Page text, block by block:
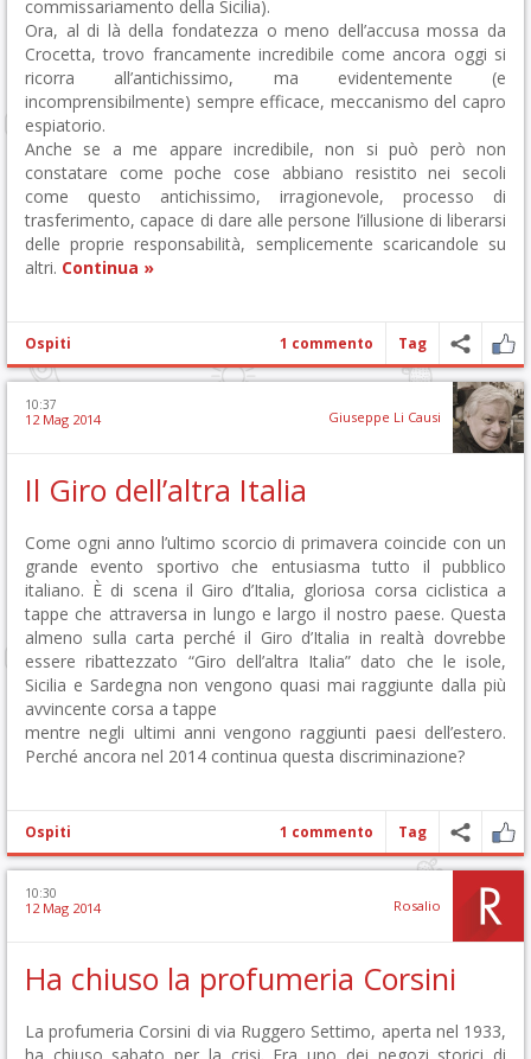
commissariamento della Sicilia).
Ora, al di là della fondatezza o meno dell’accusa mossa da
Crocetta, trovo francamente incredibile come ancora oggi si
ricorra all’antichissimo, ma evidentemente (e
incomprensibilmente) sempre efficace, meccanismo del capro
espiatorio.
Anche se a me appare incredibile, non si può però non
constatare come poche cose abbiano resistito nei secoli
come questo antichissimo, irragionevole, processo di
trasferimento, capace di dare alle persone l’illusione di liberarsi
delle proprie responsabilità, semplicemente scaricandole su
altri. Continua »
Ospiti 1 commento Tag
10:37
12 Mag 2014 Giuseppe Li Causi
Il Giro dell’altra Italia
Come ogni anno l’ultimo scorcio di primavera coincide con un
grande evento sportivo che entusiasma tutto il pubblico
italiano. È di scena il Giro d’Italia, gloriosa corsa ciclistica a
tappe che attraversa in lungo e largo il nostro paese. Questa
almeno sulla carta perché il Giro d’Italia in realtà dovrebbe
essere ribattezzato “Giro dell’altra Italia” dato che le isole,
Sicilia e Sardegna non vengono quasi mai raggiunte dalla più
avvincente corsa a tappe
mentre negli ultimi anni vengono raggiunti paesi dell’estero.
Perché ancora nel 2014 continua questa discriminazione?
Ospiti 1 commento Tag
10:30
12 Mag 2014 Rosalio
Ha chiuso la profumeria Corsini
La profumeria Corsini di via Ruggero Settimo, aperta nel 1933,